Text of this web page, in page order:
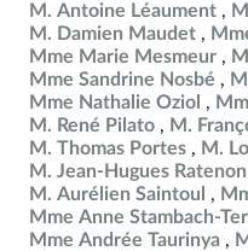
M. Antoine Léaument
M. Damien Maudet
Mme Marie Mesmeur
Mme Sandrine Nosbé
Mme Nathalie Oziol
M. René Pilato
M.
M. Thomas Portes
M.
M. Jean-Hugues Ratenon
M. Aurélien Saintoul
Mme Anne Stambach-
Mme Andrée Taurinya